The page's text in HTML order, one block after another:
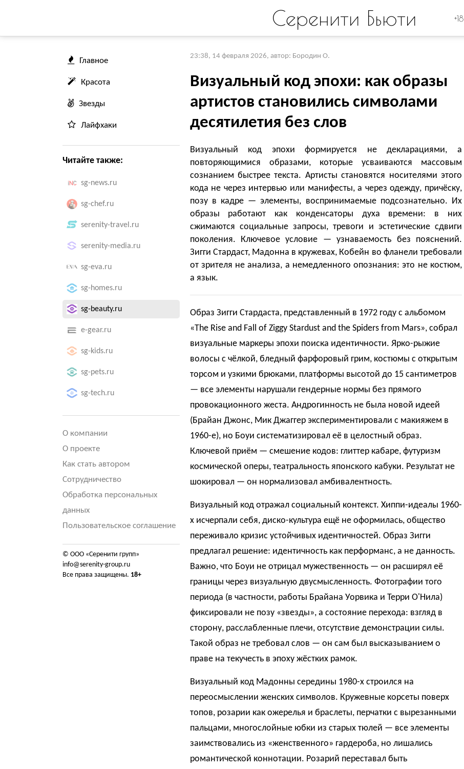
Серенити Бьюти +18
Главное
Красота
Звезды
Лайфхаки
Читайте также:
sg-news.ru
sg-chef.ru
serenity-travel.ru
serenity-media.ru
sg-eva.ru
sg-homes.ru
sg-beauty.ru
e-gear.ru
sg-kids.ru
sg-pets.ru
sg-tech.ru
О компании
О проекте
Как стать автором
Сотрудничество
Обработка персональных
данных
Пользовательское соглашение
© ООО «Серенити групп»
info@serenity-group.ru
Все права защищены. 18+
23:38, 14 февраля 2026, автор: Бородин О.
Визуальный код эпохи: как образы
артистов становились символами
десятилетия без слов
Визуальный код эпохи формируется не декларациями, а
повторяющимися образами, которые усваиваются массовым
сознанием быстрее текста. Артисты становятся носителями этого
кода не через интервью или манифесты, а через одежду, причёску,
позу в кадре — элементы, воспринимаемые подсознательно. Их
образы работают как конденсаторы духа времени: в них
сжимаются социальные запросы, тревоги и эстетические сдвиги
поколения. Ключевое условие — узнаваемость без пояснений.
Зигги Стардаст, Мадонна в кружевах, Кобейн во фланели требовали
от зрителя не анализа, а немедленного опознания: это не костюм,
а язык.
Образ Зигги Стардаста, представленный в 1972 году с альбомом
«The Rise and Fall of Ziggy Stardust and the Spiders from Mars», собрал
визуальные маркеры эпохи поиска идентичности. Ярко-рыжие
волосы с чёлкой, бледный фарфоровый грим, костюмы с открытым
торсом и узкими брюками, платформы высотой до 15 сантиметров
— все элементы нарушали гендерные нормы без прямого
провокационного жеста. Андрогинность не была новой идеей
(Брайан Джонс, Мик Джаггер экспериментировали с макияжем в
1960-е), но Боуи систематизировал её в целостный образ.
Ключевой приём — смешение кодов: глиттер кабаре, футуризм
космической оперы, театральность японского кабуки. Результат не
шокировал — он нормализовал амбивалентность.
Визуальный код отражал социальный контекст. Хиппи-идеалы 1960-
х исчерпали себя, диско-культура ещё не оформилась, общество
переживало кризис устойчивых идентичностей. Образ Зигги
предлагал решение: идентичность как перформанс, а не данность.
Важно, что Боуи не отрицал мужественность — он расширял её
границы через визуальную двусмысленность. Фотографии того
периода (в частности, работы Брайана Уорвика и Терри О'Нила)
фиксировали не позу «звезды», а состояние перехода: взгляд в
сторону, расслабленные плечи, отсутствие демонстрации силы.
Такой образ не требовал слов — он сам был высказыванием о
праве на текучесть в эпоху жёстких рамок.
Визуальный код Мадонны середины 1980-х строился на
переосмыслении женских символов. Кружевные корсеты поверх
топов, розарии как ожерелья и браслеты, перчатки с вырезанными
пальцами, многослойные юбки из старых тюлей — все элементы
заимствовались из «женственного» гардероба, но лишались
романтической коннотации. Розарий переставал быть